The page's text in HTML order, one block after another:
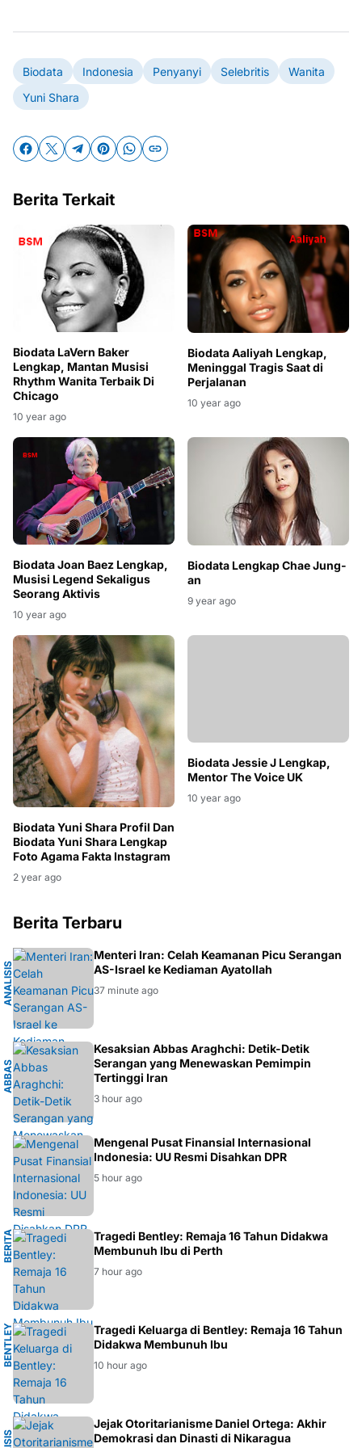
Biodata Indonesia Penyanyi Selebritis
Wanita
Yuni Shara
Berita Terkait
Biodata LaVern Baker
Lengkap, Mantan Musisi
Rhythm Wanita Terbaik Di
Chicago
10 year ago
Biodata Aaliyah Lengkap,
Meninggal Tragis Saat di
Perjalanan
10 year ago
Biodata Joan Baez Lengkap,
Musisi Legend Sekaligus
Seorang Aktivis
10 year ago
Biodata Lengkap Chae Jung-
an
9 year ago
Biodata Yuni Shara Profil Dan
Biodata Yuni Shara Lengkap
Foto Agama Fakta Instagram
2 year ago
Biodata Jessie J Lengkap,
Mentor The Voice UK
10 year ago
Berita Terbaru
A
N
A
L
I
S
I
S
G
E
O
P
O
L
I
T
IK
Menteri Iran: Celah Keamanan Picu Serangan
AS-Israel ke Kediaman Ayatollah
37 minute ago
A
B
B
A
S
A
R
A
G
H
C
HI
Kesaksian Abbas Araghchi: Detik-Detik
Serangan yang Menewaskan Pemimpin
Tertinggi Iran
3 hour ago
EKONOMI
Mengenal Pusat Finansial Internasional
Indonesia: UU Resmi Disahkan DPR
5 hour ago
B
E
R
I
T
A
P
E
R
TH
Tragedi Bentley: Remaja 16 Tahun Didakwa
Membunuh Ibu di Perth
7 hour ago
B
E
N
TL
E
Y
P
E
R
TH
Tragedi Keluarga di Bentley: Remaja 16 Tahun
Didakwa Membunuh Ibu
10 hour ago
Jejak Otoritarianisme Daniel Ortega: Akhir
Demokrasi dan Dinasti di Nikaragua